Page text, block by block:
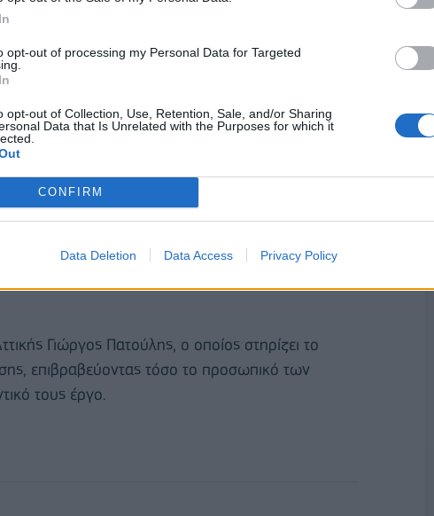
opt-out of processing my Personal Data for Targeted
opt-out of Collection, Use, Retention, Sale, and/or Sharing
Data that Is Unrelated with the Purposes for which it
CONFIRM
Data Deletion Data Access Privacy Policy
του γνώσεις αλλά και η Ελένη με το χαμόγελο
του αγώνα με ένα μοναδικό τρόπο.
Γιώργος Πατούλης, ο οποίος στηρίζει το
επιβραβεύοντας τόσο το προσωπικό των
τους έργο.